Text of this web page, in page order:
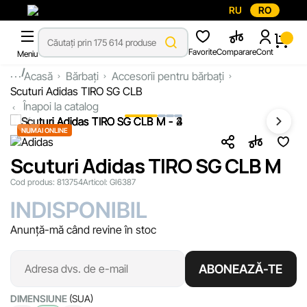
RU RO
Meniu FavoriteComparareCont
...Acasă Bărbați
Accesorii pentru bărbați
Scuturi Adidas TIRO SG CLB
Înapoi la catalog
NUMAI ONLINE
Scuturi Adidas TIRO SG CLB M
Cod produs: 813754Articol: GI6387
INDISPONIBIL
Anunță-mă când revine în stoc
ABONEAZĂ-TE
DIMENSIUNE (SUA)